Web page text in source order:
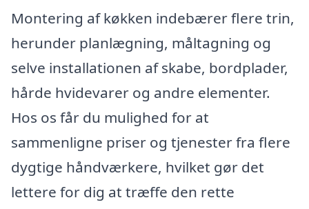
Montering af køkken indebærer flere trin,
herunder planlægning, måltagning og
selve installationen af skabe, bordplader,
hårde hvidevarer og andre elementer.
Hos os får du mulighed for at
sammenligne priser og tjenester fra flere
dygtige håndværkere, hvilket gør det
lettere for dig at træffe den rette